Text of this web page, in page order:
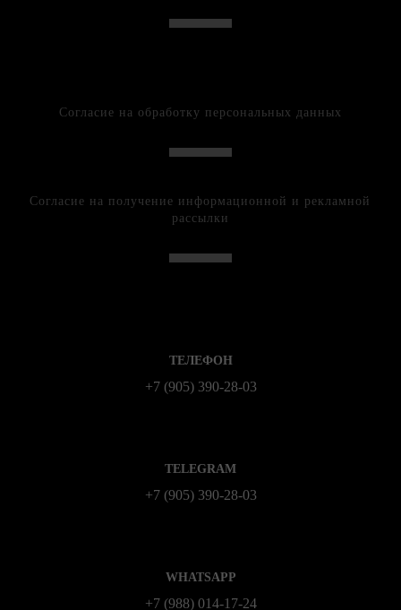
Согласие на обработку персональных данных
Согласие на получение информационной и рекламной
рассылки
ТЕЛЕФОН
+7 (905) 390-28-03
TELEGRAM
+7 (905) 390-28-03
WHATSAPP
+7 (988) 014‑17‑24